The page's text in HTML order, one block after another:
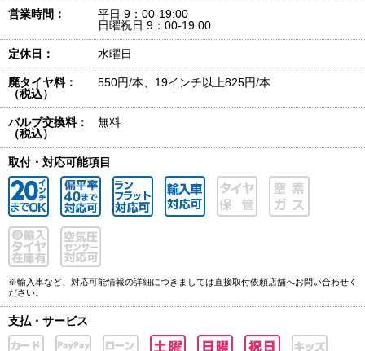
営業時間：
平日 9：00-19:00
日曜祝日 9：00-19:00
定休日： 水曜日
廃タイヤ料：
（税込）
550円/本、19インチ以上825円/本
バルブ交換料：
（税込）
無料
取付・対応可能項目
※輸入車など、対応可能情報の詳細につきましては直接取付依頼店舗へお問い合わせく
ださい。
支払・サービス